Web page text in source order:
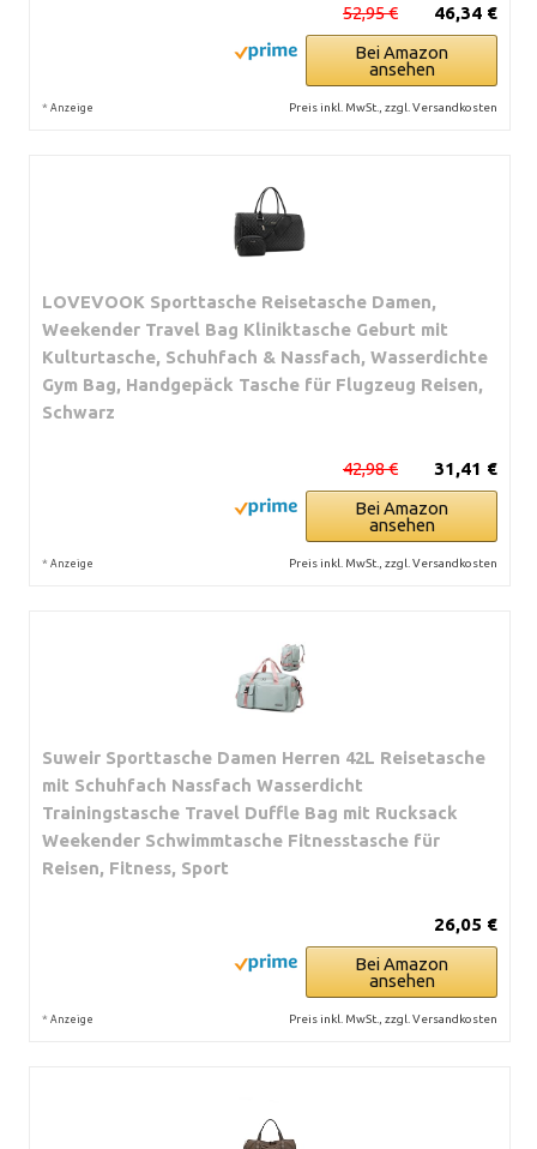
46,34 €
52,95 €
Bei Amazon
ansehen
* Anzeige Preis inkl. MwSt., zzgl. Versandkosten
LOVEVOOK Sporttasche Reisetasche Damen,
Weekender Travel Bag Kliniktasche Geburt mit
Kulturtasche, Schuhfach & Nassfach, Wasserdichte
Gym Bag, Handgepäck Tasche für Flugzeug Reisen,
Schwarz
31,41 €
42,98 €
Bei Amazon
ansehen
* Anzeige Preis inkl. MwSt., zzgl. Versandkosten
Suweir Sporttasche Damen Herren 42L Reisetasche
mit Schuhfach Nassfach Wasserdicht
Trainingstasche Travel Duffle Bag mit Rucksack
Weekender Schwimmtasche Fitnesstasche für
Reisen, Fitness, Sport
26,05 €
Bei Amazon
ansehen
* Anzeige Preis inkl. MwSt., zzgl. Versandkosten